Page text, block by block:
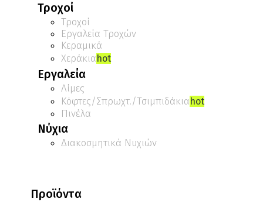
Τροχοί
Τροχοί
Εργαλεία Τροχών
Κεραμικά
Χεράκια hot
Εργαλεία
Λίμες
Κόφτες/Σπρωχτ./Τσιμπιδάκια hot
Πινέλα
Νύχια
Διακοσμητικά Νυχιών
Προϊόντα